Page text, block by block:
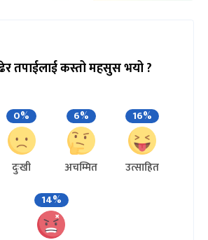
तपाईलाई कस्तो महसुस भयो ?
0%
दुःखी
6%
अचम्मित
16%
उत्साहित
14%